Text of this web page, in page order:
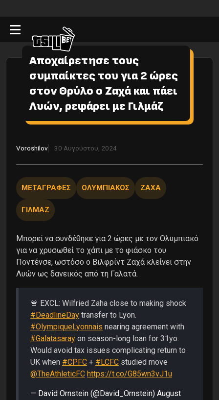
Αποχαίρετησε τους
συμπαίκτες του για 2 ώρες
στον Θρύλο ο Ζαχά και πάει
Λυών, ρεφάρει με Γιλμάζ
Voroshilov 30 Αυγούστου, 2024
ΜΕΤΑΓΡΑΦΕΣ ΟΛΥΜΠΙΑΚΟΣ ΖΑΧΑ
ΓΙΛΜΑΖ
Μπορεί να συνδέθηκε για 2 ώρες με τον Ολυμπιακό
για να χρυσωθεί το χάπι με το φιάσκο του
Ποντένσε, ωστόσο ο Βιλφρίντ Ζαχά κλείνει στην
Λυών ως δανεικός από τη Γαλατά.
🚨 EXCL: Wilfried Zaha close to making shock
#DeadlineDay transfer to Lyon.
#OlympiqueLyonnais nearing agreement with
#Galatasaray on season-long loan for 31yo.
Would avoid tax issues complicating return to
UK when #CPFC + #LCFC studied move
@TheAthleticFC https://t.co/G85wn3vJ1u
— David Ornstein (@David_Ornstein) August